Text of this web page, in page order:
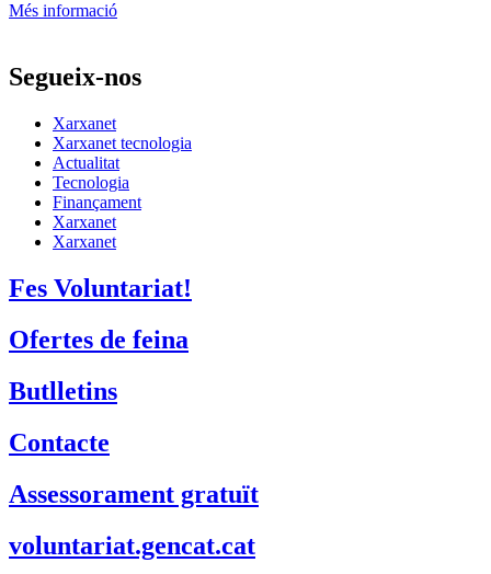
Més informació
Segueix-nos
Xarxanet
Xarxanet tecnologia
Actualitat
Tecnologia
Finançament
Xarxanet
Xarxanet
Fes Voluntariat!
Ofertes de feina
Butlletins
Contacte
Assessorament gratuït
voluntariat.gencat.cat